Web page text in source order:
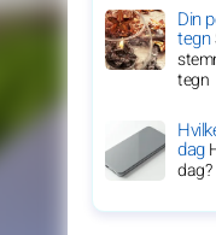
Din
tegn
tegn
dag
dag?